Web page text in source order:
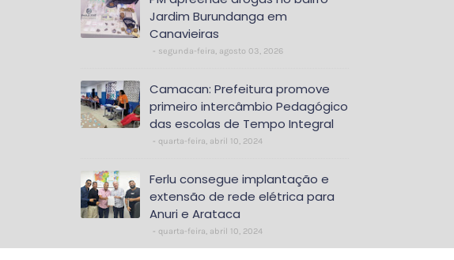
Jardim Burundanga em
Canavieiras
segunda-feira, agosto 03, 2026
Camacan: Prefeitura promove
primeiro intercâmbio Pedagógico
das escolas de Tempo Integral
quarta-feira, abril 10, 2024
Ferlu consegue implantação e
extensão de rede elétrica para
Anuri e Arataca
quarta-feira, abril 10, 2024